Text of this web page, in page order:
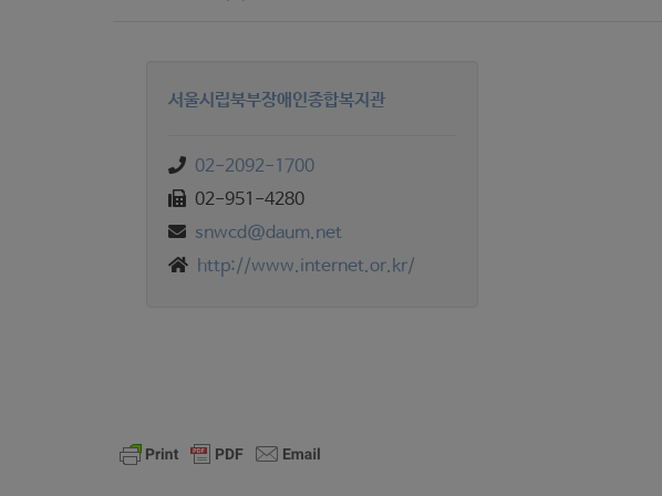
서울시립북부장애인종합복지관
02-2092-1700
02-951-4280
snwcd@daum.net
http://www.internet.or.kr/